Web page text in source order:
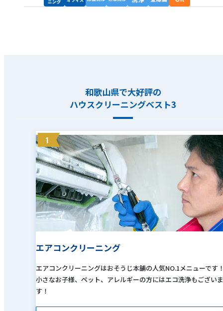
和歌山県で大好評の
ハウスクリーニングベスト3
1
エアコンクリーニング
エアコンクリーニングはおそうじ本舗の人気NO.1メニューです
小さなお子様、ペット、アレルギーの方にはエコ洗浄もございま
す！